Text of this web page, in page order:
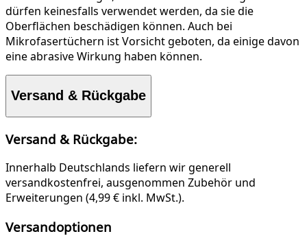
dürfen keinesfalls verwendet werden, da sie die
Oberflächen beschädigen können. Auch bei
Mikrofasertüchern ist Vorsicht geboten, da einige davon
eine abrasive Wirkung haben können.
Versand & Rückgabe
Versand & Rückgabe:
Innerhalb Deutschlands liefern wir generell
versandkostenfrei, ausgenommen Zubehör und
Erweiterungen (4,99 € inkl. MwSt.).
Versandoptionen